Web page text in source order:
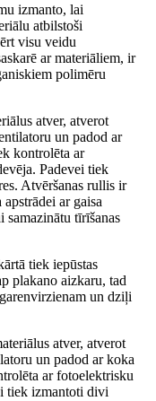
izmanto, lai
atbilstoši
visu veidu
ar materiāliem, ir
polimēru
atver, atverot
un padod ar
kontrolēta ar
Padevei tiek
Atvēršanas rullis ir
ar gaisa
samazinātu tīrīšanas
tiek iepūstas
plakano aizkaru, tad
un dziļi
atver, atverot
un padod ar koka
ar fotoelektrisku
tiek izmantoti divi